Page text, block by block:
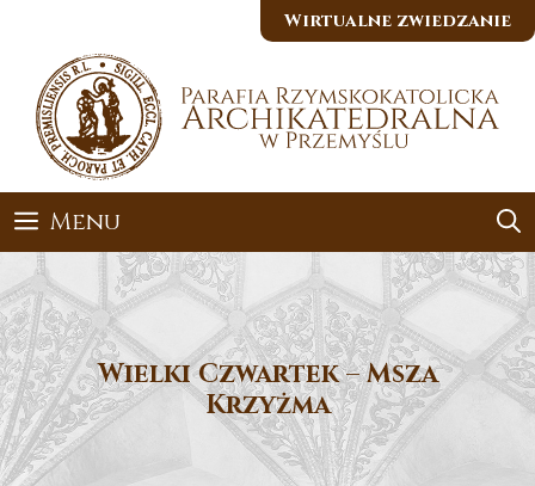
Wirtualne zwiedzanie
Menu
Wielki Czwartek – Msza
Krzyżma